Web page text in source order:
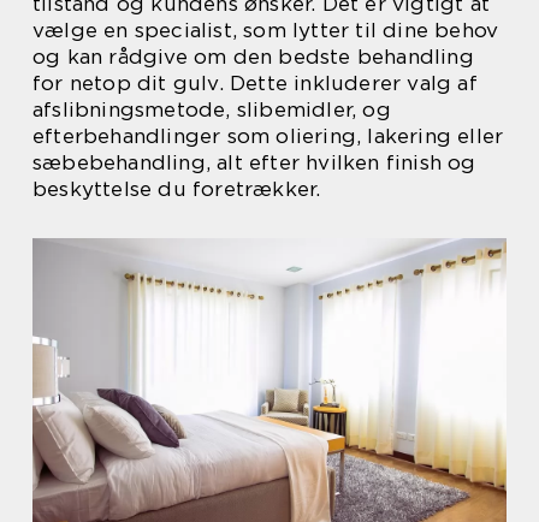
vælge en specialist, som lytter til dine behov
og kan rådgive om den bedste behandling
for netop dit gulv. Dette inkluderer valg af
afslibningsmetode, slibemidler, og
efterbehandlinger som oliering, lakering eller
sæbebehandling, alt efter hvilken finish og
beskyttelse du foretrækker.